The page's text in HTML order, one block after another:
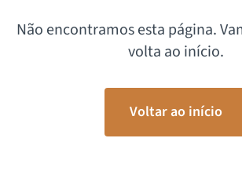
Não encontramos esta página.
volta ao início.
Voltar ao início